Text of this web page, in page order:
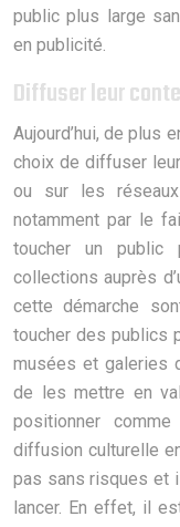
public plus large
en publicité.
Diffuser leur
Aujourd’hui, de plus
choix de diffuser
ou sur les réseaux
notamment par le
toucher un public
collections auprès
cette démarche
toucher des publics
musées et galeries
de les mettre en
positionner
diffusion culturelle
pas sans risques et
lancer. En effet, il